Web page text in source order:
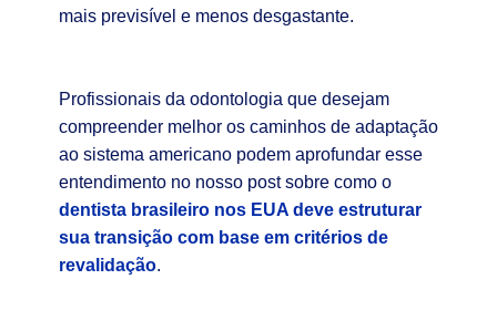
mais previsível e menos desgastante.
Profissionais da odontologia que desejam
compreender melhor os caminhos de adaptação
ao sistema americano podem aprofundar esse
entendimento no nosso post sobre como o
dentista brasileiro nos EUA deve estruturar
sua transição com base em critérios de
revalidação.